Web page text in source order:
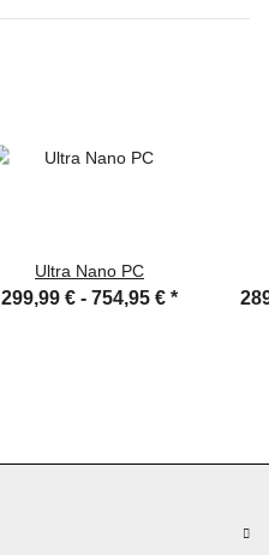
Ultra Nano PC
299,99 € - 754,95 € *